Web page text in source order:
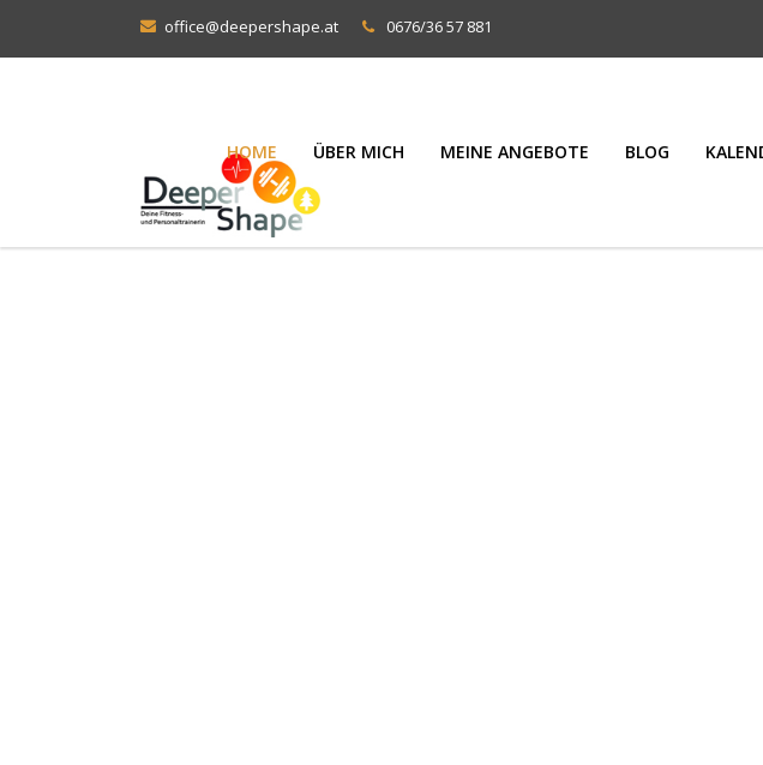
office@deepershape.at 0676/36 57 881
HOME ÜBER MICH MEINE ANGEBOTE BLOG